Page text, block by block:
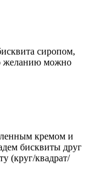
сиропом,
желанию можно
кремом и
бисквиты друг
(круг/квадрат/